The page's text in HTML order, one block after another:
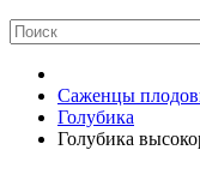
Саженцы
Голубика
Голубика